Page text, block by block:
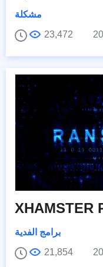
مشكلة
23,472
XHAMSTER
برامج الفدية
21,854